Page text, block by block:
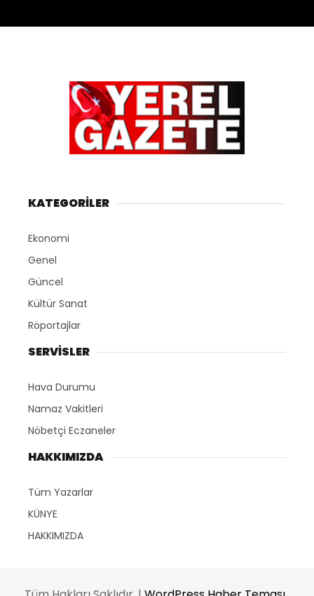
KATEGORİLER
Ekonomi
Genel
Güncel
Kültür Sanat
Röportajlar
SERVİSLER
Hava Durumu
Namaz Vakitleri
Nöbetçi Eczaneler
HAKKIMIZDA
Tüm Yazarlar
KÜNYE
HAKKIMIZDA